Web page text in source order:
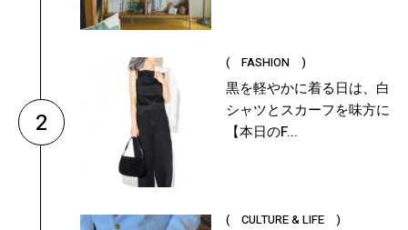
2
( FASHION )
黒を軽やかに着る日は、白
シャツとスカーフを味方に
【本日のF...
( CULTURE & LIFE )